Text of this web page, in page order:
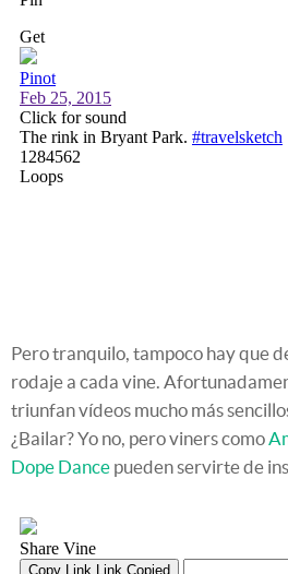
Pero tranquilo, tampoco hay que
rodaje a cada vine.
triunfan vídeos mucho más
¿Bailar? Yo no, pero viners como
Dope Dance pueden servirte de